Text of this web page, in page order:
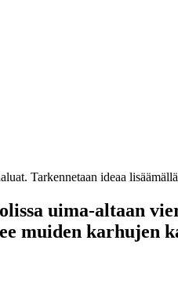
Tarkennetaan ideaa
uima-altaan
muiden karhujen